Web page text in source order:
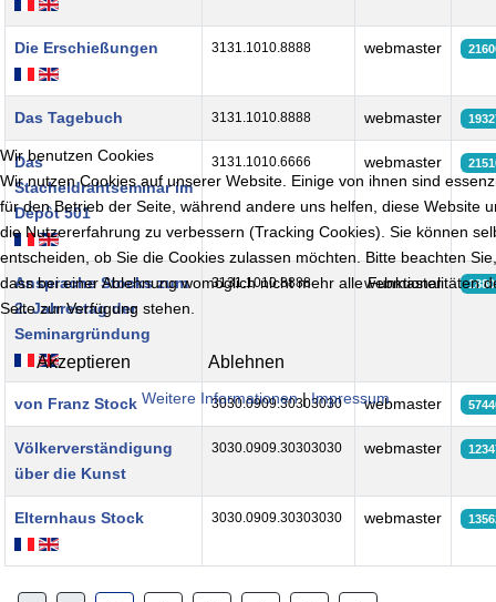
Die Erschießungen 3131.1010.8888 webmaster
Das Tagebuch 3131.1010.8888 webmaster
Das
Stacheldrahtseminar im
Dépôt 501
3131.1010.6666 webmaster
Ansprache Stocks zum
2. Jahrestag der
Seminargründung
3131.1010.8888 webmaster
von Franz Stock 3030.0909.30303030 webmaster
Völkerverständigung
über die Kunst
3030.0909.30303030 webmaster
Elternhaus Stock 3030.0909.30303030 webmaster
Wir benutzen Cookies
Wir nutzen Cookies auf unserer Website. Einige von ihnen sind
für den Betrieb der Seite, während andere uns helfen, diese Website
die Nutzererfahrung zu verbessern (Tracking Cookies). Sie können
entscheiden, ob Sie die Cookies zulassen möchten. Bitte beachten Sie,
dass bei einer Ablehnung womöglich nicht mehr alle Funktionalitäten
Seite zur Verfügung stehen.
Akzeptieren Ablehnen
Weitere Informationen|Impressum